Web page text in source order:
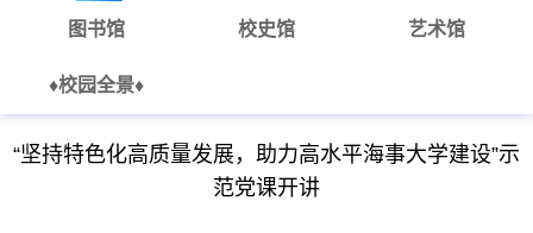
图书馆 校史馆 艺术馆
♦校园全景♦
“坚持特色化高质量发展，助力高水平海事大学建设”示
范党课开讲